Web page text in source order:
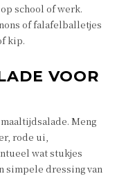
school of werk.
of falafelballetjes
kip.
VOOR
Meng
rode ui,
wat stukjes
simpele dressing van